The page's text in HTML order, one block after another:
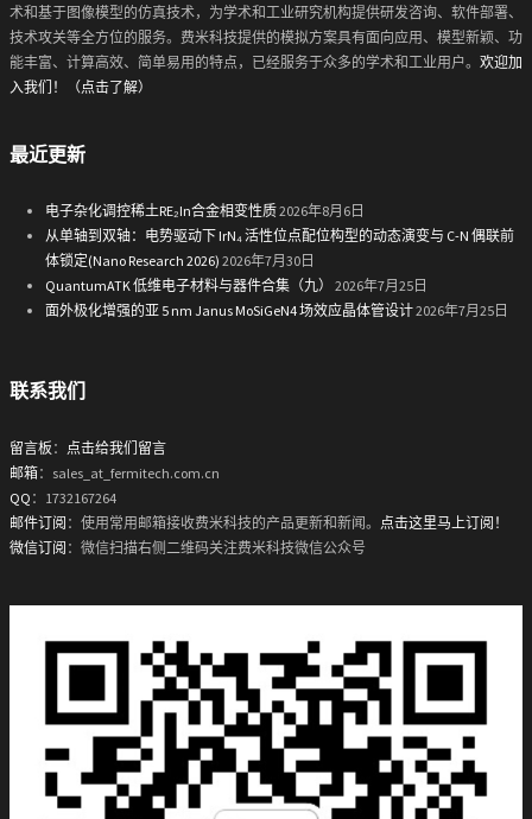
术和基于图像模型的仿真技术，为学术和工业研究机构提供研发咨询、软件部署、
技术攻关等全方位的服务。费米科技提供的模拟方案具有面向应用、模型新颖、功
能丰富、计算高效、简单易用的特点，已经服务于众多的学术和工业用户。 欢迎加
入我们！（点击了解）
最近更新
电子杂化调控稀土RE₂In合金相变性质2026年8月6日
从单轴到双轴：电势驱动下 IrN₄ 活性位点配位构型的动态演变与 C-N 偶联前
体锁定(Nano Research 2026) 2026年7月30日
QuantumATK 低维电子材料与器件合集（九）
2026年7月25日
面外极化增强的亚 5 nm Janus MoSiGeN4 场效应晶体管设计2026年7月25日
联系我们
留言板 ： 点击给我们留言
邮箱：sales_at_fermitech.com.cn
QQ ：1732167264
邮件订阅 ：使用常用邮箱接收费米科技的产品更新和新闻。 点击这里马上订阅！
微信订阅 ：微信扫描右侧二维码关注费米科技微信公众号